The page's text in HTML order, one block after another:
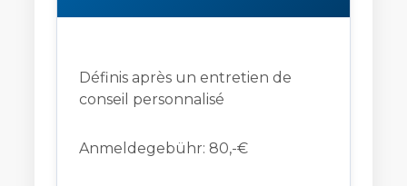
Définis après un entretien de
conseil personnalisé
Anmeldegebühr: 80,-€